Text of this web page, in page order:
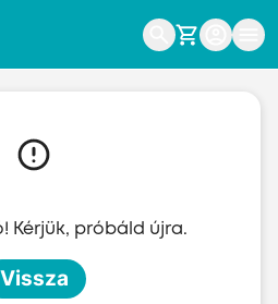
Kérjük, próbáld újra.
Vissza